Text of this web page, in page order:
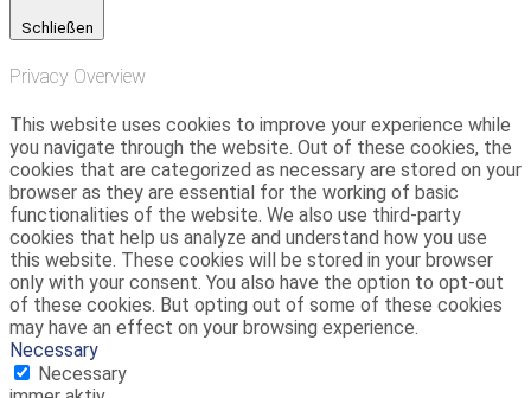
Schließen
Privacy Overview
This website uses cookies to improve your experience while
you navigate through the website. Out of these cookies, the
cookies that are categorized as necessary are stored on your
browser as they are essential for the working of basic
functionalities of the website. We also use third-party
cookies that help us analyze and understand how you use
this website. These cookies will be stored in your browser
only with your consent. You also have the option to opt-out
of these cookies. But opting out of some of these cookies
may have an effect on your browsing experience.
Necessary
Necessary